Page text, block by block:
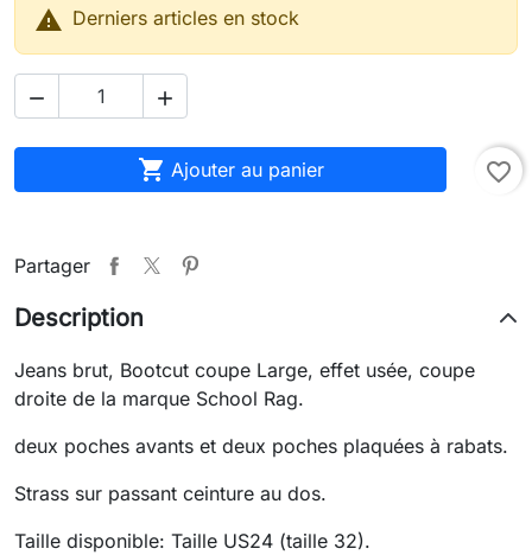
 Derniers articles en stock
 
 Ajouter au panier favorite_border
Partager
Description
Jeans brut, Bootcut coupe Large, effet usée, coupe
droite de la marque School Rag.
deux poches avants et deux poches plaquées à rabats.
Strass sur passant ceinture au dos.
Taille disponible: Taille US24 (taille 32).